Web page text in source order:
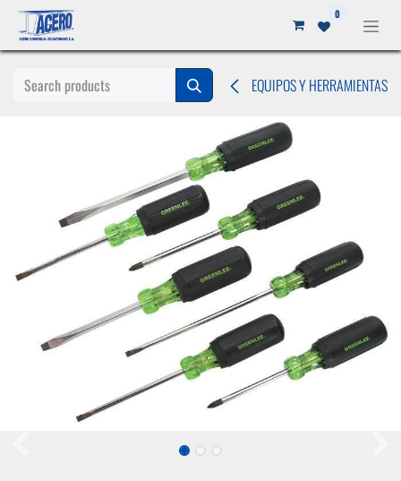
Ir al contenido 0
EQUIPOS Y HERRAMIENTAS